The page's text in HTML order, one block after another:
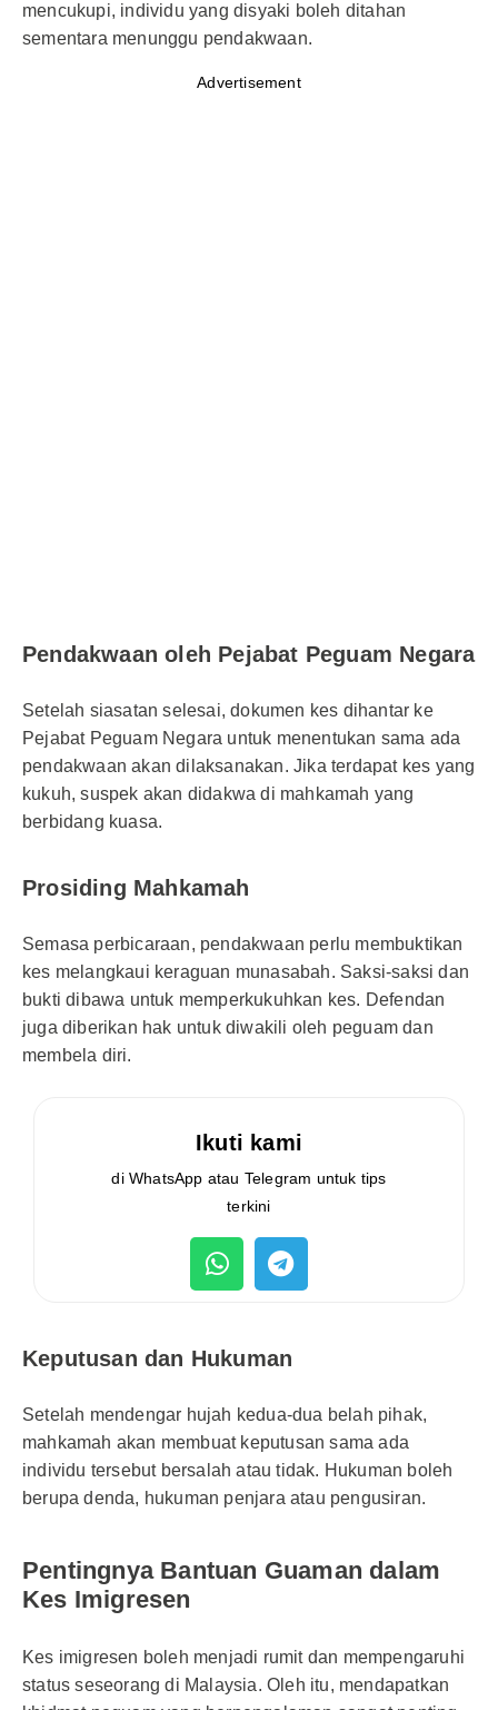
mencukupi, individu yang disyaki boleh ditahan
sementara menunggu pendakwaan.
Advertisement
Pendakwaan oleh Pejabat Peguam Negara
Setelah siasatan selesai, dokumen kes dihantar ke
Pejabat Peguam Negara untuk menentukan sama ada
pendakwaan akan dilaksanakan. Jika terdapat kes yang
kukuh, suspek akan didakwa di mahkamah yang
berbidang kuasa.
Prosiding Mahkamah
Semasa perbicaraan, pendakwaan perlu membuktikan
kes melangkaui keraguan munasabah. Saksi-saksi dan
bukti dibawa untuk memperkukuhkan kes. Defendan
juga diberikan hak untuk diwakili oleh peguam dan
membela diri.
Ikuti kami
di WhatsApp atau Telegram untuk tips
terkini
Keputusan dan Hukuman
Setelah mendengar hujah kedua-dua belah pihak,
mahkamah akan membuat keputusan sama ada
individu tersebut bersalah atau tidak. Hukuman boleh
berupa denda, hukuman penjara atau pengusiran.
Pentingnya Bantuan Guaman dalam
Kes Imigresen
Kes imigresen boleh menjadi rumit dan mempengaruhi
status seseorang di Malaysia. Oleh itu, mendapatkan